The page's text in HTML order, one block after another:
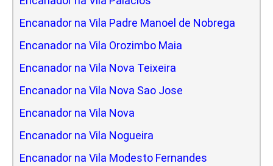
Encanador na Vila Padre Manoel de Nobrega
Encanador na Vila Orozimbo Maia
Encanador na Vila Nova Teixeira
Encanador na Vila Nova Sao Jose
Encanador na Vila Nova
Encanador na Vila Nogueira
Encanador na Vila Modesto Fernandes